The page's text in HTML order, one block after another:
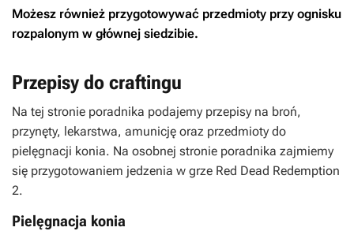
Możesz również przygotowywać przedmioty przy ognisku
rozpalonym w głównej siedzibie.
Przepisy do craftingu
Na tej stronie poradnika podajemy przepisy na broń,
przynęty, lekarstwa, amunicję oraz przedmioty do
pielęgnacji konia. Na osobnej stronie poradnika zajmiemy
się przygotowaniem jedzenia w grze Red Dead Redemption
2.
Pielęgnacja konia